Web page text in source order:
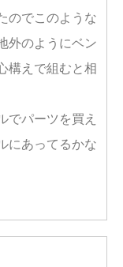
のでこのような
外のようにベン
構えで組むと相
でパーツを買え
にあってるかな